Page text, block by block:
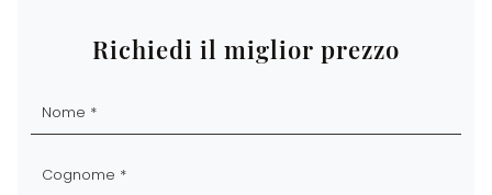
Richiedi il miglior prezzo